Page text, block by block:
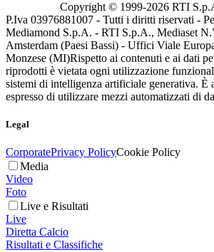
Copyright © 1999-2026 RTI
P.Iva 03976881007 - Tutti i diritti riservati -
Mediamond S.p.A. - RTI S.p.A., Mediaset
Amsterdam (Paesi Bassi) - Uffici Viale
Monzese (MI)Rispetto ai contenuti e ai dati
riprodotti è vietata ogni utilizzazione
sistemi di intelligenza artificiale generativa. È
espresso di utilizzare mezzi automatizzati di
Legal
CorporatePrivacy PolicyCookie Policy
Media
Video
Foto
Live e Risultati
Live
Diretta Calcio
Risultati e Classifiche